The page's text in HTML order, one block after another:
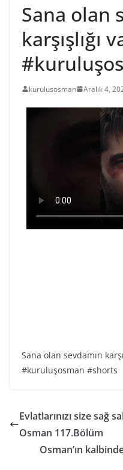
Sana olan
karşışlığı
kurulusosman Aralık 4,
Sana olan sevdamın
#kuruluşosman #shorts
Evlatlarınızı size sağ
Osman 117.Bölüm
Osman’ın